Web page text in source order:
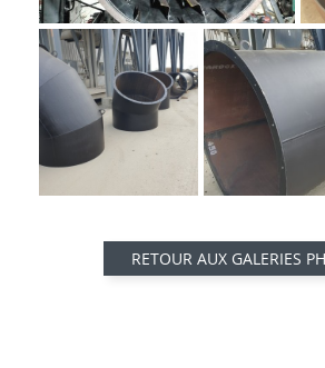
RETOUR AUX GALERIES